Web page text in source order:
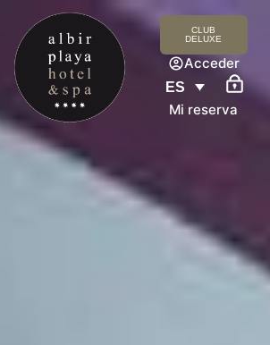
CLUB
DELUXE
Acceder
ES
Mi reserva